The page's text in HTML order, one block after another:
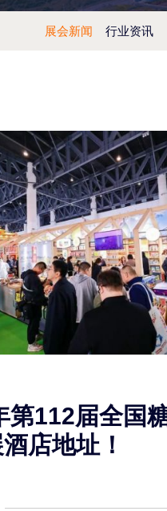
展会新闻 行业资讯
第112届全国
店地址！